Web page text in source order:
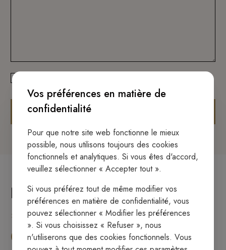
Envoyer message
Hoe kan je ons vinden
NOUS TROUVER SUR MAPS
Vos préférences en matière de
confidentialité
Pour que notre site web fonctionne le mieux
possible, nous utilisons toujours des cookies
fonctionnels et analytiques. Si vous êtes d'accord,
veuillez sélectionner « Accepter tout ».
Si vous préférez tout de même modifier vos
préférences en matière de confidentialité, vous
pouvez sélectionner « Modifier les préférences
». Si vous choisissez « Refuser », nous
n'utiliserons que des cookies fonctionnels. Vous